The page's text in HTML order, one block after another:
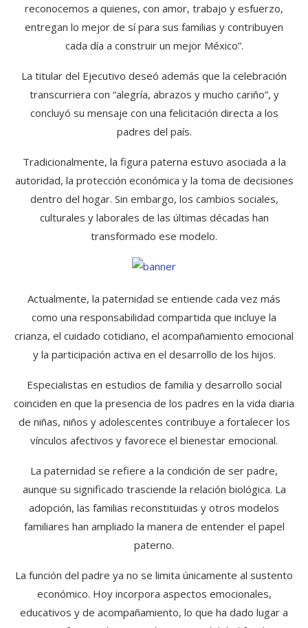
reconocemos a quienes, con amor, trabajo y esfuerzo,
entregan lo mejor de sí para sus familias y contribuyen
cada día a construir un mejor México”.
La titular del Ejecutivo deseó además que la celebración
transcurriera con “alegría, abrazos y mucho cariño”, y
concluyó su mensaje con una felicitación directa a los
padres del país.
Tradicionalmente, la figura paterna estuvo asociada a la
autoridad, la protección económica y la toma de decisiones
dentro del hogar. Sin embargo, los cambios sociales,
culturales y laborales de las últimas décadas han
transformado ese modelo.
Actualmente, la paternidad se entiende cada vez más
como una responsabilidad compartida que incluye la
crianza, el cuidado cotidiano, el acompañamiento emocional
y la participación activa en el desarrollo de los hijos.
Especialistas en estudios de familia y desarrollo social
coinciden en que la presencia de los padres en la vida diaria
de niñas, niños y adolescentes contribuye a fortalecer los
vínculos afectivos y favorece el bienestar emocional.
La paternidad se refiere a la condición de ser padre,
aunque su significado trasciende la relación biológica. La
adopción, las familias reconstituidas y otros modelos
familiares han ampliado la manera de entender el papel
paterno.
La función del padre ya no se limita únicamente al sustento
económico. Hoy incorpora aspectos emocionales,
educativos y de acompañamiento, lo que ha dado lugar a